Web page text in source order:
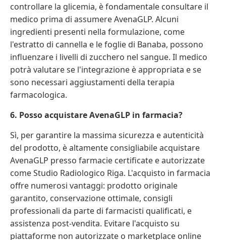
controllare la glicemia, è fondamentale consultare il
medico prima di assumere AvenaGLP. Alcuni
ingredienti presenti nella formulazione, come
l'estratto di cannella e le foglie di Banaba, possono
influenzare i livelli di zucchero nel sangue. Il medico
potrà valutare se l'integrazione è appropriata e se
sono necessari aggiustamenti della terapia
farmacologica.
6. Posso acquistare AvenaGLP in farmacia?
Sì, per garantire la massima sicurezza e autenticità
del prodotto, è altamente consigliabile acquistare
AvenaGLP presso farmacie certificate e autorizzate
come Studio Radiologico Riga. L'acquisto in farmacia
offre numerosi vantaggi: prodotto originale
garantito, conservazione ottimale, consigli
professionali da parte di farmacisti qualificati, e
assistenza post-vendita. Evitare l'acquisto su
piattaforme non autorizzate o marketplace online